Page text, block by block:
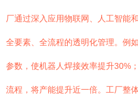
厂通过深入应用物联网、人工智能
全要素、全流程的透明化管理。例
参数，使机器人焊接效率提升30%
流程，将产能提升近一倍。工厂整